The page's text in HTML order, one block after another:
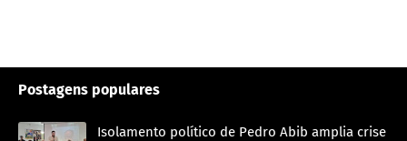
Postagens populares
Isolamento político de Pedro Abib amplia crise